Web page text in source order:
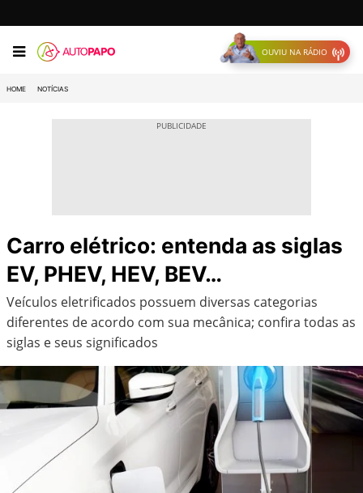
OUVIU NA RÁDIO
HOME NOTÍCIAS
Carro elétrico: entenda as siglas
EV, PHEV, HEV, BEV…
Veículos eletrificados possuem diversas categorias
diferentes de acordo com sua mecânica; confira todas as
siglas e seus significados